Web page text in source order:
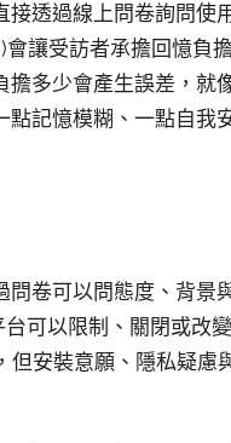
透過線上問卷詢問使
讓受訪者承擔回憶負
多少會產生誤差，就
記憶模糊、一點自我
卷可以問態度、背景
可以限制、關閉或改
但安裝意願、隱私疑慮